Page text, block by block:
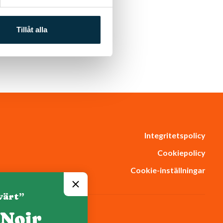
Tillåt alla
Integritetspolicy
Cookiepolicy
Cookie-inställningar